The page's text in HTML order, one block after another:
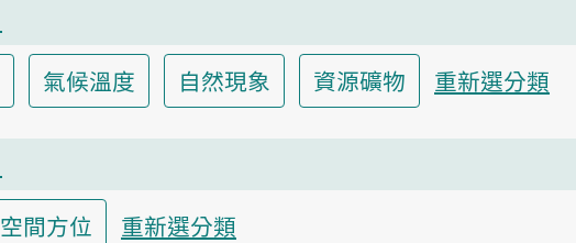
氣候溫度 自然現象 資源礦物 重新選分類
空間方位 重新選分類